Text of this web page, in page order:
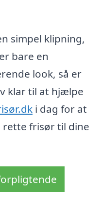
simpel klipning,
bare en
look, så er
klar til at hjælpe
i dag for at
frisør til dine